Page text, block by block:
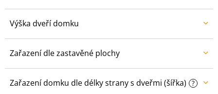
Výška dveří domku
Zařazení dle zastavěné plochy
Zařazení domku dle délky strany s dveřmi (šířka) ?